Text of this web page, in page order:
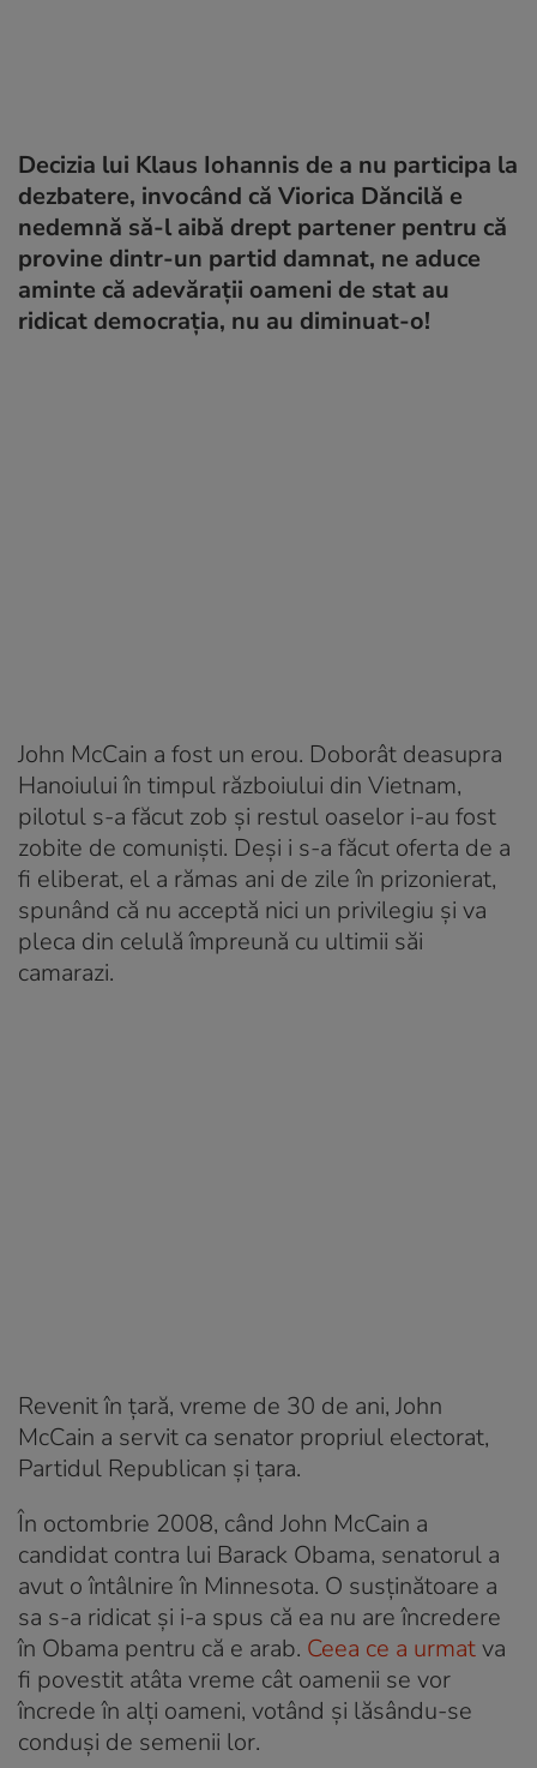
Decizia lui Klaus Iohannis de a nu participa la
dezbatere, invocând că Viorica Dăncilă e
nedemnă să-l aibă drept partener pentru că
provine dintr-un partid damnat, ne aduce
aminte că adevărații oameni de stat au
ridicat democrația, nu au diminuat-o!
John McCain a fost un erou. Doborât deasupra
Hanoiului în timpul războiului din Vietnam,
pilotul s-a făcut zob și restul oaselor i-au fost
zobite de comuniști. Deși i s-a făcut oferta de a
fi eliberat, el a rămas ani de zile în prizonierat,
spunând că nu acceptă nici un privilegiu și va
pleca din celulă împreună cu ultimii săi
camarazi.
Revenit în țară, vreme de 30 de ani, John
McCain a servit ca senator propriul electorat,
Partidul Republican și țara.
În octombrie 2008, când John McCain a
candidat contra lui Barack Obama, senatorul a
avut o întâlnire în Minnesota. O susținătoare a
sa s-a ridicat și i-a spus că ea nu are încredere
în Obama pentru că e arab. Ceea ce a urmatva
fi povestit atâta vreme cât oamenii se vor
încrede în alți oameni, votând și lăsându-se
conduși de semenii lor.